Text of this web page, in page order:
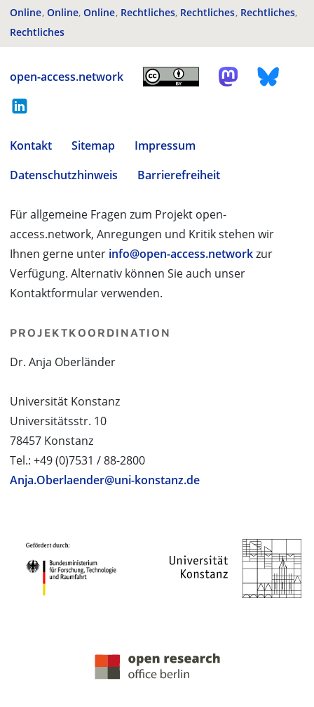
Online Online Online Rechtliches Rechtliches Rechtliches
Rechtliches
open-access.network
Kontakt Sitemap
Impressum
Datenschutzhinweis
Barrierefreiheit
Für allgemeine Fragen zum Projekt open-
access.network, Anregungen und Kritik stehen wir
Ihnen gerne unter info@open-access.networkzur
Verfügung. Alternativ können Sie auch unser
Kontaktformular verwenden.
PROJEKTKOORDINATION
Dr. Anja Oberländer
Universität Konstanz
Universitätsstr. 10
78457 Konstanz
Tel.: +49 (0)7531 / 88-2800
Anja.Oberlaender@uni-konstanz.de